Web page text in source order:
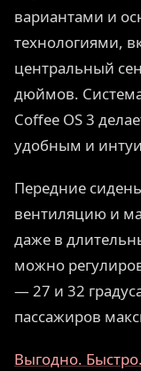
вариантами и
технологиями,
центральный
дюймов.
Coffee OS 3
удобным и
Передние
вентиляцию и
даже в
можно
— 27 и 32
пассажиров
Выгодно.